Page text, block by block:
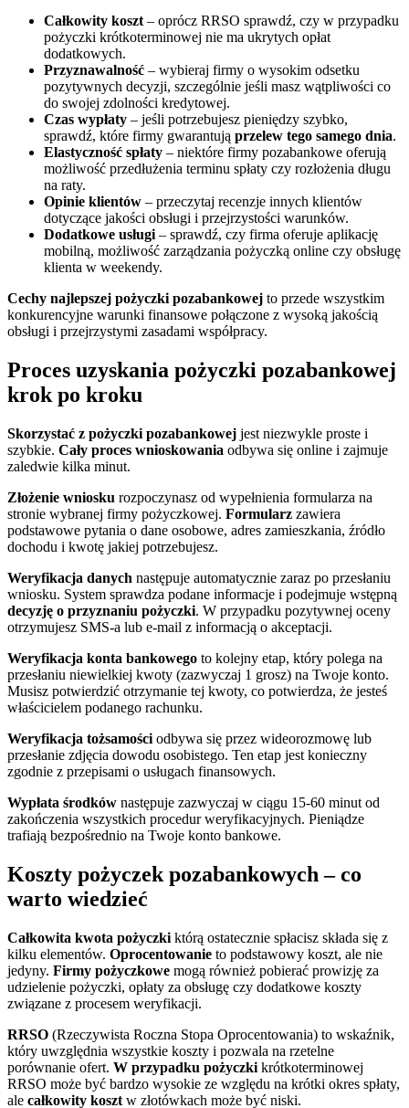
Całkowity koszt– oprócz RRSO sprawdź, czy w przypadku
pożyczki krótkoterminowej nie ma ukrytych opłat
dodatkowych.
Przyznawalność – wybieraj firmy o wysokim odsetku
pozytywnych decyzji, szczególnie jeśli masz wątpliwości co
do swojej zdolności kredytowej.
Czas wypłaty – jeśli potrzebujesz pieniędzy szybko,
sprawdź, które firmy gwarantują przelew tego samego dnia.
Elastyczność spłaty – niektóre firmy pozabankowe oferują
możliwość przedłużenia terminu spłaty czy rozłożenia długu
na raty.
Opinie klientów – przeczytaj recenzje innych klientów
dotyczące jakości obsługi i przejrzystości warunków.
Dodatkowe usługi– sprawdź, czy firma oferuje aplikację
mobilną, możliwość zarządzania pożyczką online czy obsługę
klienta w weekendy.
Cechy najlepszej pożyczki pozabankowej to przede wszystkim
konkurencyjne warunki finansowe połączone z wysoką jakością
obsługi i przejrzystymi zasadami współpracy.
Proces uzyskania pożyczki pozabankowej
krok po kroku
Skorzystać z pożyczki pozabankowej jest niezwykle proste i
szybkie. Cały proces wnioskowania odbywa się online i zajmuje
zaledwie kilka minut.
Złożenie wniosku rozpoczynasz od wypełnienia formularza na
stronie wybranej firmy pożyczkowej. Formularz zawiera
podstawowe pytania o dane osobowe, adres zamieszkania, źródło
dochodu i kwotę jakiej potrzebujesz.
Weryfikacja danych następuje automatycznie zaraz po przesłaniu
wniosku. System sprawdza podane informacje i podejmuje wstępną
decyzję o przyznaniu pożyczki. W przypadku pozytywnej oceny
otrzymujesz SMS-a lub e-mail z informacją o akceptacji.
Weryfikacja konta bankowego to kolejny etap, który polega na
przesłaniu niewielkiej kwoty (zazwyczaj 1 grosz) na Twoje konto.
Musisz potwierdzić otrzymanie tej kwoty, co potwierdza, że jesteś
właścicielem podanego rachunku.
Weryfikacja tożsamości odbywa się przez wideorozmowę lub
przesłanie zdjęcia dowodu osobistego. Ten etap jest konieczny
zgodnie z przepisami o usługach finansowych.
Wypłata środków następuje zazwyczaj w ciągu 15-60 minut od
zakończenia wszystkich procedur weryfikacyjnych. Pieniądze
trafiają bezpośrednio na Twoje konto bankowe.
Koszty pożyczek pozabankowych – co
warto wiedzieć
Całkowita kwota pożyczki którą ostatecznie spłacisz składa się z
kilku elementów. Oprocentowanie to podstawowy koszt, ale nie
jedyny. Firmy pożyczkowe mogą również pobierać prowizję za
udzielenie pożyczki, opłaty za obsługę czy dodatkowe koszty
związane z procesem weryfikacji.
RRSO (Rzeczywista Roczna Stopa Oprocentowania) to wskaźnik,
który uwzględnia wszystkie koszty i pozwala na rzetelne
porównanie ofert. W przypadku pożyczki krótkoterminowej
RRSO może być bardzo wysokie ze względu na krótki okres spłaty,
ale całkowity koszt w złotówkach może być niski.